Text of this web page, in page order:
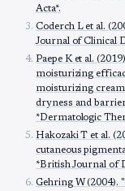
Acta*.
Coderch L et al.
Journal of Clinical
Paepe K et al.
moisturizing
moisturizing
dryness and
*Dermatologic
Hakozaki T et al.
cutaneous
*British Journal of
Gehring W (2004).